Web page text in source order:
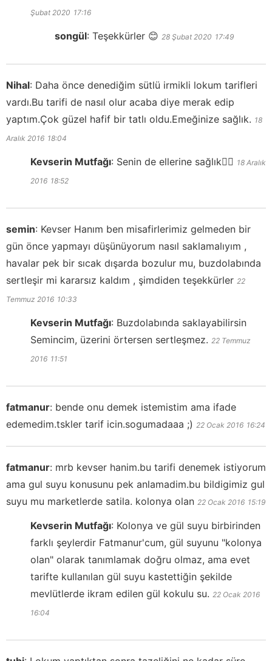
Şubat 2020 17:16
songül: Teşekkürler 😊 28 Şubat 2020 17:49
Nihal: Daha önce denediğim sütlü irmikli lokum tarifleri
vardı.Bu tarifi de nasıl olur acaba diye merak edip
yaptım.Çok güzel hafif bir tatlı oldu.Emeğinize sağlık. 18
Aralık 2016 18:04
Kevserin Mutfağı: Senin de ellerine sağlık👍🏻 18 Aralık
2016 18:52
semin: Kevser Hanım ben misafirlerimiz gelmeden bir
gün önce yapmayı düşünüyorum nasıl saklamalıyım ,
havalar pek bir sıcak dışarda bozulur mu, buzdolabında
sertleşir mi kararsız kaldım , şimdiden teşekkürler 22
Temmuz 2016 10:33
Kevserin Mutfağı: Buzdolabında saklayabilirsin
Semincim, üzerini örtersen sertleşmez. 22 Temmuz
2016 11:51
fatmanur: bende onu demek istemistim ama ifade
edemedim.tskler tarif icin.sogumadaaa ;) 22 Ocak 2016 16:24
fatmanur: mrb kevser hanim.bu tarifi denemek istiyorum
ama gul suyu konusunu pek anlamadim.bu bildigimiz gul
suyu mu marketlerde satila. kolonya olan 22 Ocak 2016 15:19
Kevserin Mutfağı: Kolonya ve gül suyu birbirinden
farklı şeylerdir Fatmanur'cum, gül suyunu "kolonya
olan" olarak tanımlamak doğru olmaz, ama evet
tarifte kullanılan gül suyu kastettiğin şekilde
mevlütlerde ikram edilen gül kokulu su. 22 Ocak 2016
16:04